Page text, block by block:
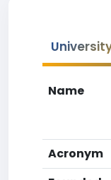
Name
Acronym